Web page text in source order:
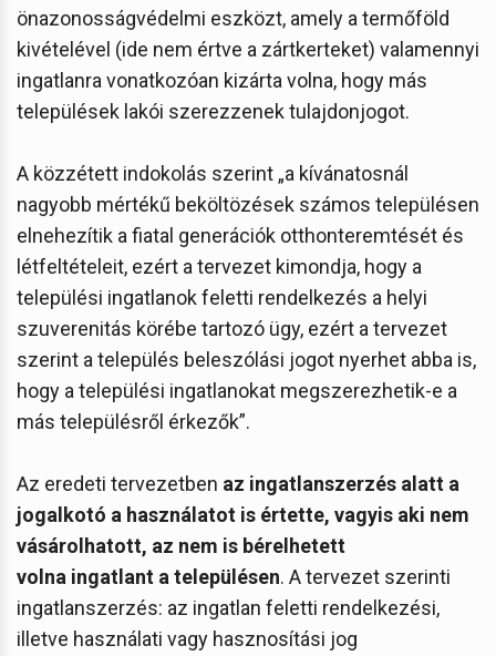
önazonosságvédelmi eszközt, amely a termőföld
kivételével (ide nem értve a zártkerteket) valamennyi
ingatlanra vonatkozóan kizárta volna, hogy más
települések lakói szerezzenek tulajdonjogot.
A közzétett indokolás szerint „a kívánatosnál
nagyobb mértékű beköltözések számos településen
elnehezítik a fiatal generációk otthonteremtését és
létfeltételeit, ezért a tervezet kimondja, hogy a
települési ingatlanok feletti rendelkezés a helyi
szuverenitás körébe tartozó ügy, ezért a tervezet
szerint a település beleszólási jogot nyerhet abba is,
hogy a települési ingatlanokat megszerezhetik-e a
más településről érkezők”.
Az eredeti tervezetben az ingatlanszerzés alatt a
jogalkotó a használatot is értette, vagyis aki nem
vásárolhatott, az nem is bérelhetett
volna ingatlant a településen. A tervezet szerinti
ingatlanszerzés: az ingatlan feletti rendelkezési,
illetve használati vagy hasznosítási jog